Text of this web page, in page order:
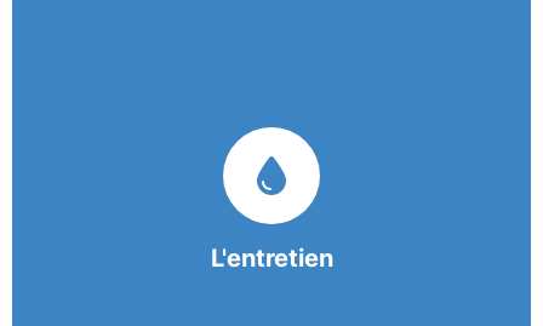
L'entretien
garantissent une prestation de nettoyage de
qualité.